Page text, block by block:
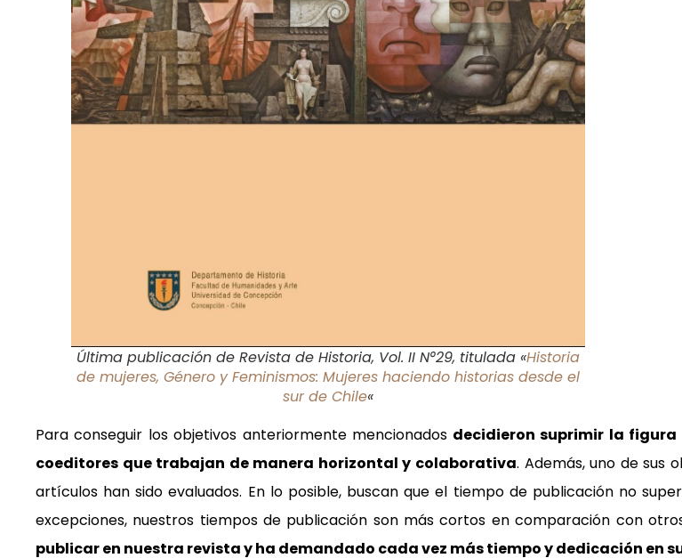
Última publicación de Revista de Historia, Vol. II N°29, titulada «Historia
de mujeres, Género y Feminismos: Mujeres haciendo historias desde el
sur de Chile«
Para conseguir los objetivos anteriormente mencionados decidieron suprimir la
coeditores que trabajan de manera horizontal y colaborativa. Además, uno de sus
artículos han sido evaluados. En lo posible, buscan que el tiempo de publicación no
excepciones, nuestros tiempos de publicación son más cortos en comparación con
publicar en nuestra revista y ha demandado cada vez más tiempo y dedicación en